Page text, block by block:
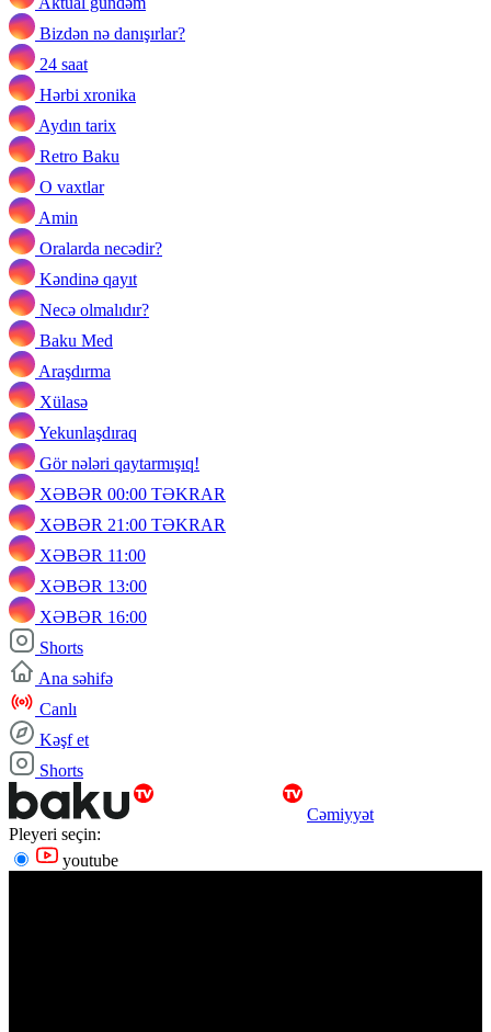
Bizdən nə danışırlar?
24 saat
Hərbi xronika
Aydın tarix
Retro Baku
O vaxtlar
Amin
Oralarda necədir?
Kəndinə qayıt
Necə olmalıdır?
Baku Med
Araşdırma
Xülasə
Yekunlaşdıraq
Gör nələri qaytarmışıq!
XƏBƏR 00:00 TƏKRAR
XƏBƏR 21:00 TƏKRAR
XƏBƏR 11:00
XƏBƏR 13:00
XƏBƏR 16:00
Shorts
Ana səhifə
Canlı
Kəşf et
Shorts
Cəmiyyət
Pleyeri seçin:
youtube